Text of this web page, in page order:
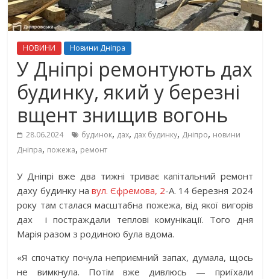
НОВИНИ Новини Дніпра
У Дніпрі ремонтують дах
будинку, який у березні
вщент знищив вогонь
28.06.2024 будинок, дах, дах будинку, Дніпро, новини
Дніпра, пожежа, ремонт
У Дніпрі вже два тижні триває капітальний ремонт
даху будинку на вул. Єфремова, 2-А. 14 березня 2024
року там сталася масштабна пожежа, від якої вигорів
дах і постраждали теплові комунікації. Того дня
Марія разом з родиною була вдома.
«Я спочатку почула неприємний запах, думала, щось
не вимкнула. Потім вже дивлюсь — приїхали